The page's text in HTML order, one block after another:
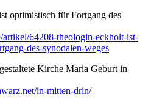
optimistisch für Fortgang des
artikel/64208-theologin-eckholt-ist-
des-synodalen-weges
Kirche Maria Geburt in
in-mitten-drin/